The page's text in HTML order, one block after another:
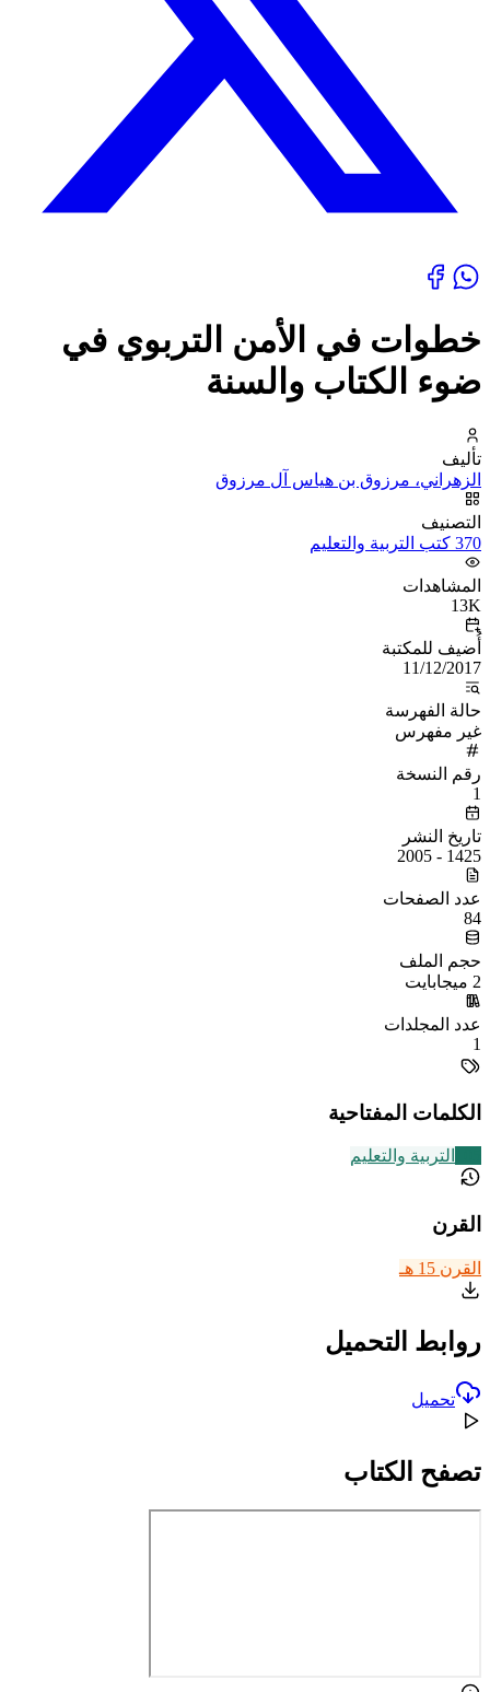
خطوات في الأمن التربوي في
ضوء الكتاب والسنة
تأليف
الزهراني، مرزوق بن هياس آل مرزوق
التصنيف
370 كتب التربية والتعليم
المشاهدات
13K
أُضيف للمكتبة
11/12/2017
حالة الفهرسة
غير مفهرس
رقم النسخة
1
تاريخ النشر
1425 - 2005
عدد الصفحات
84
حجم الملف
2 ميجابايت
عدد المجلدات
1
الكلمات المفتاحية
التربية والتعليم
القرن
القرن 15 هـ
روابط التحميل
تحميل
تصفح الكتاب